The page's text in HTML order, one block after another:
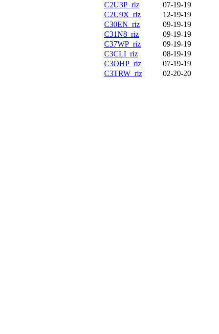
C2U3P_riz
07-19-19
C2U9X_riz
12-19-19
C30EN_riz
09-19-19
C31N8_riz
09-19-19
C37WP_riz
09-19-19
C3CLI_riz
08-19-19
C3OHP_riz
07-19-19
C3TRW_riz
02-20-20